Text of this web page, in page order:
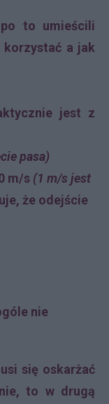
to umieścili
korzystać a jak
jest z
pasa)
m/s (1 m/s jest
że odejście
nie
się oskarżać
to w drugą